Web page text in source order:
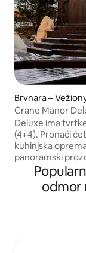
Brvnara –
Crane Manor
Deluxe ima
(4+4). Pronaći
kuhinjska
panoramski
Kolibe s 2
kauč na
Dodatni se
osoba, a u
odmor